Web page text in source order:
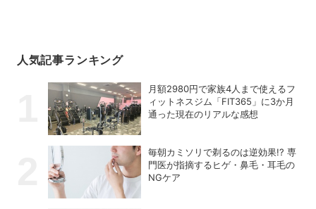
人気記事ランキング
月額2980円で家族4人まで使えるフ
ィットネスジム「FIT365」に3か月
通った現在のリアルな感想
毎朝カミソリで剃るのは逆効果!? 専
門医が指摘するヒゲ・鼻毛・耳毛の
NGケア